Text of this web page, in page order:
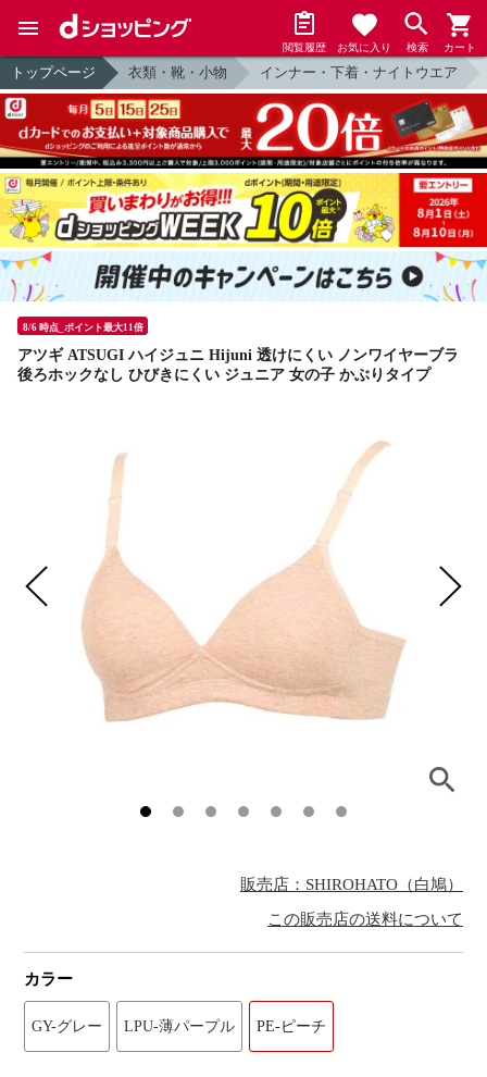
閲覧履歴 お気に入り 検索 カート
トップページ 衣類・靴・小物 インナー・下着・ナイトウエア
8/6 時点_ポイント最大11倍
アツギ ATSUGI ハイジュニ Hijuni 透けにくい ノンワイヤーブラ
後ろホックなし ひびきにくい ジュニア 女の子 かぶりタイプ
販売店：SHIROHATO（白鳩）
この販売店の送料について
カラー
GY-グレー LPU-薄パープル PE-ピーチ